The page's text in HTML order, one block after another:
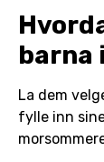
barna
La dem
fylle inn